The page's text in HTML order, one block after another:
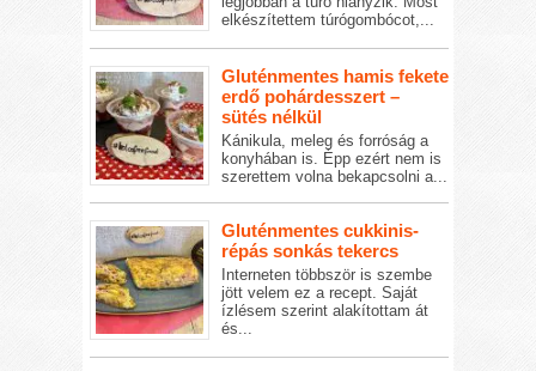
elkészítettem túrógombócot,...
Gluténmentes hamis fekete
erdő pohárdesszert –
sütés nélkül
Kánikula, meleg és forróság a
konyhában is. Épp ezért nem is
szerettem volna bekapcsolni a...
Gluténmentes cukkinis-
répás sonkás tekercs
Interneten többször is szembe
jött velem ez a recept. Saját
ízlésem szerint alakítottam át
és...